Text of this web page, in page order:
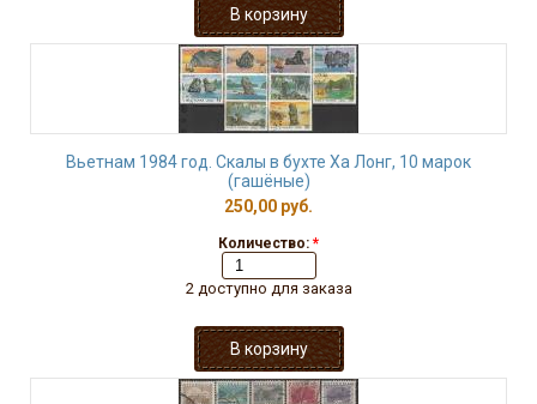
Вьетнам 1984 год. Скалы в бухте Ха Лонг, 10 марок
(гашёные)
250,00 руб.
Количество: *
2 доступно для заказа